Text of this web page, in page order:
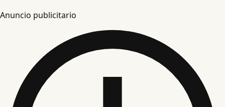
Anuncio publicitario